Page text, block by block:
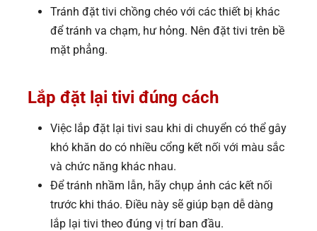
Tránh đặt tivi chồng chéo với các thiết bị khác
để tránh va chạm, hư hỏng. Nên đặt tivi trên bề
mặt phẳng.
Lắp đặt lại tivi đúng cách
Việc lắp đặt lại tivi sau khi di chuyển có thể gây
khó khăn do có nhiều cổng kết nối với màu sắc
và chức năng khác nhau.
Để tránh nhầm lẫn, hãy chụp ảnh các kết nối
trước khi tháo. Điều này sẽ giúp bạn dễ dàng
lắp lại tivi theo đúng vị trí ban đầu.